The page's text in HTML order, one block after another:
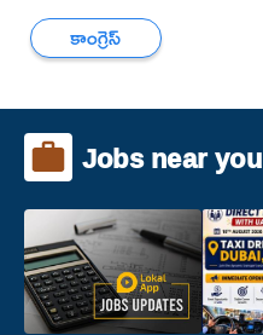
కాంగ్రెస్
Jobs near you